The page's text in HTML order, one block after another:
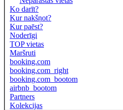
Ko darīt?
Kur nakšņot?
Kur paēst?
Noderīgi
TOP vietas
Maršruti
booking.com
booking.com_right
booking.com_bootom
airbnb_bootom
Partners
Kolekcijas